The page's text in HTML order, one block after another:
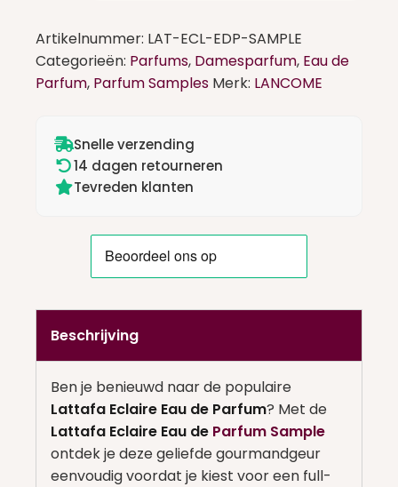
de
Parfum
Sample
Artikelnummer: LAT-ECL-EDP-SAMPLE
Categorieën: Parfums, Damesparfum, Eau de
Parfum, Parfum Samples Merk: LANCOME
Snelle verzending
14 dagen retourneren
Tevreden klanten
Beschrijving
Ben je benieuwd naar de populaire
Lattafa Eclaire Eau de Parfum? Met de
Lattafa Eclaire Eau de Parfum Sample
ontdek je deze geliefde gourmandgeur
eenvoudig voordat je kiest voor een full-